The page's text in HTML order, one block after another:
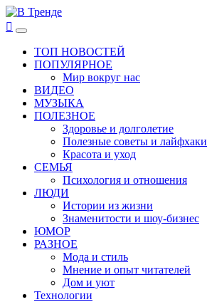
Перейти
к
содержимому
В Тренде
Самые свежие новости интернета
Основное
менюТОП НОВОСТЕЙ
ПОПУЛЯРНОЕ
Мир вокруг нас
ВИДЕО
МУЗЫКА
ПОЛЕЗНОЕ
Здоровье и долголетие
Полезные советы и лайфхаки
Красота и уход
СЕМЬЯ
Психология и отношения
ЛЮДИ
Истории из жизни
Знаменитости и шоу-бизнес
ЮМОР
РАЗНОЕ
Мода и стиль
Мнение и опыт читателей
Дом и уют
Технологии